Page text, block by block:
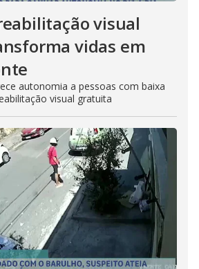
visual
vidas em
autonomia a pessoas com baixa
visual gratuita